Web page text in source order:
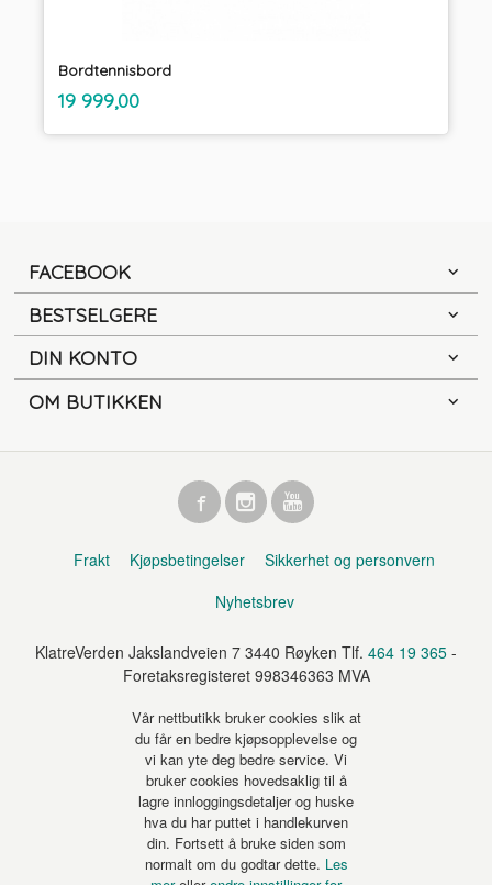
Bordtennisbord
Pris
19 999,00mva.
FACEBOOK
BESTSELGERE
DIN KONTO
OM BUTIKKEN
Frakt Kjøpsbetingelser
Sikkerhet og personvern
Nyhetsbrev
KlatreVerden Jakslandveien 7 3440 Røyken Tlf. 464 19 365 -
Foretaksregisteret 998346363 MVA
Vår nettbutikk bruker cookies slik at
du får en bedre kjøpsopplevelse og
vi kan yte deg bedre service. Vi
bruker cookies hovedsaklig til å
lagre innloggingsdetaljer og huske
hva du har puttet i handlekurven
din. Fortsett å bruke siden som
normalt om du godtar dette. Les